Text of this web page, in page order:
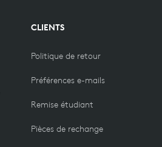
CLIENTS
Politique de retour
Préférences e-mails
Remise étudiant
Pièces de rechange